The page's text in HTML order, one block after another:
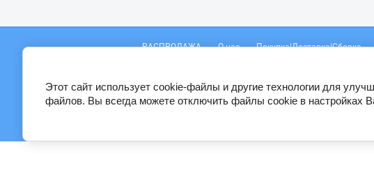
РАСПРОДАЖА О нас Покупка|Доставка|Сборка
С 10:00 - 20:00 без выходных
Е-
Этот сайт использует cookie-файлы и другие технологии для
файлов. Вы всегда можете отключить файлы cookie в настройках